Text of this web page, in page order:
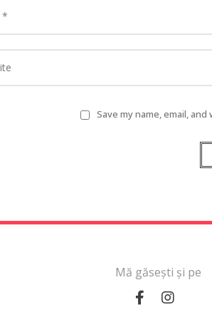
Save my name, email,
Mă găsești și pe